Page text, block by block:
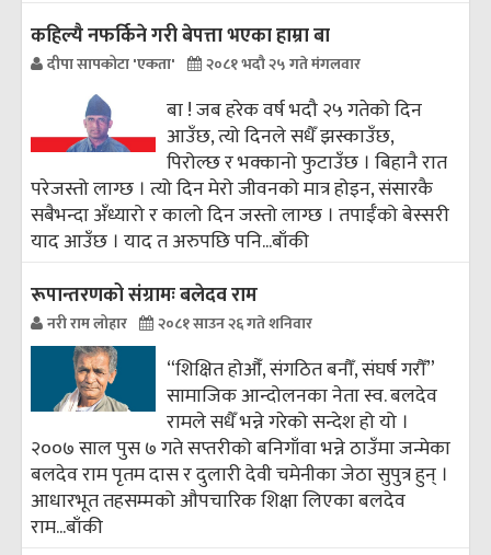
कहिल्यै नफर्किने गरी बेपत्ता भएका हाम्रा बा
दीपा सापकोटा 'एकता' २०८१ भदौ २५ गते मंगलवार
बा ! जब हरेक वर्ष भदौ २५ गतेको दिन
आउँछ, त्यो दिनले सधैँ झस्काउँछ,
पिरोल्छ र भक्कानो फुटाउँछ । बिहानै रात
परेजस्तो लाग्छ । त्यो दिन मेरो जीवनको मात्र होइन, संसारकै
सबैभन्दा अँध्यारो र कालो दिन जस्तो लाग्छ । तपाईँको बेस्सरी
याद आउँछ । याद त अरुपछि पनि...बाँकी
रूपान्तरणको संग्रामः बलेदव राम
नरी राम लोहार २०८१ साउन २६ गते शनिवार
“शिक्षित होऔँ, संगठित बनौँ, संघर्ष गरौँ”
सामाजिक आन्दोलनका नेता स्व. बलदेव
रामले सधैँ भन्ने गरेको सन्देश हो यो ।
२००७ साल पुस ७ गते सप्तरीको बनिगाँवा भन्ने ठाउँमा जन्मेका
बलदेव राम पृतम दास र दुलारी देवी चमेनीका जेठा सुपुत्र हुन्‌ ।
आधारभूत तहसम्मको औपचारिक शिक्षा लिएका बलदेव
राम...बाँकी